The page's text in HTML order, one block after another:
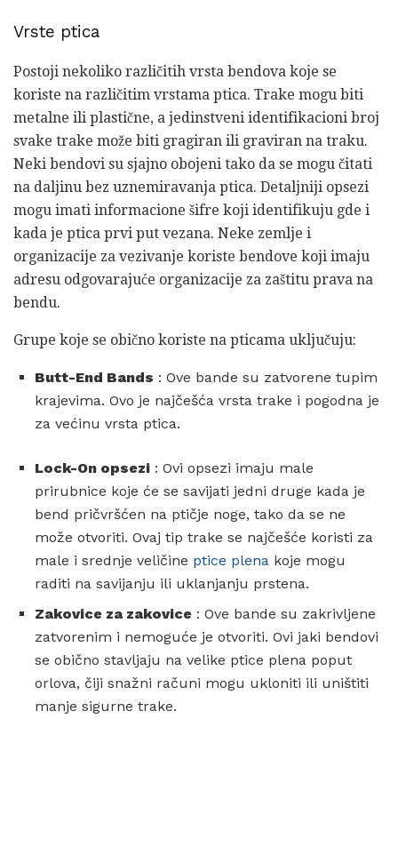
Vrste ptica
Postoji nekoliko različitih vrsta bendova koje se
koriste na različitim vrstama ptica. Trake mogu biti
metalne ili plastične, a jedinstveni identifikacioni broj
svake trake može biti gragiran ili graviran na traku.
Neki bendovi su sjajno obojeni tako da se mogu čitati
na daljinu bez uznemiravanja ptica. Detaljniji opsezi
mogu imati informacione šifre koji identifikuju gde i
kada je ptica prvi put vezana. Neke zemlje i
organizacije za vezivanje koriste bendove koji imaju
adresu odgovarajuće organizacije za zaštitu prava na
bendu.
Grupe koje se obično koriste na pticama uključuju:
Butt-End Bands : Ove bande su zatvorene tupim
krajevima. Ovo je najčešća vrsta trake i pogodna je
za većinu vrsta ptica.
Lock-On opsezi : Ovi opsezi imaju male
prirubnice koje će se savijati jedni druge kada je
bend pričvršćen na ptičje noge, tako da se ne
može otvoriti. Ovaj tip trake se najčešće koristi za
male i srednje veličine ptice plena koje mogu
raditi na savijanju ili uklanjanju prstena.
Zakovice za zakovice : Ove bande su zakrivljene
zatvorenim i nemoguće je otvoriti. Ovi jaki bendovi
se obično stavljaju na velike ptice plena poput
orlova, čiji snažni računi mogu ukloniti ili uništiti
manje sigurne trake.